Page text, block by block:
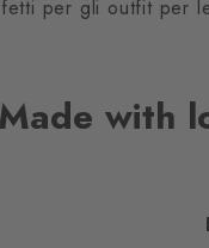
per gli outfit per
Made with